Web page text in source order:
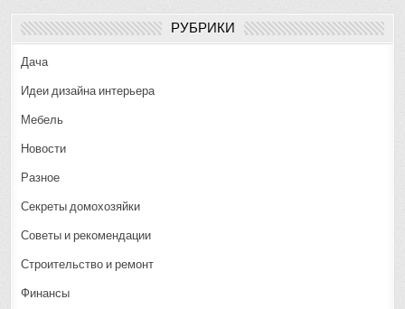
РУБРИКИ
Дача
Идеи дизайна интерьера
Мебель
Новости
Разное
Секреты домохозяйки
Советы и рекомендации
Строительство и ремонт
Финансы